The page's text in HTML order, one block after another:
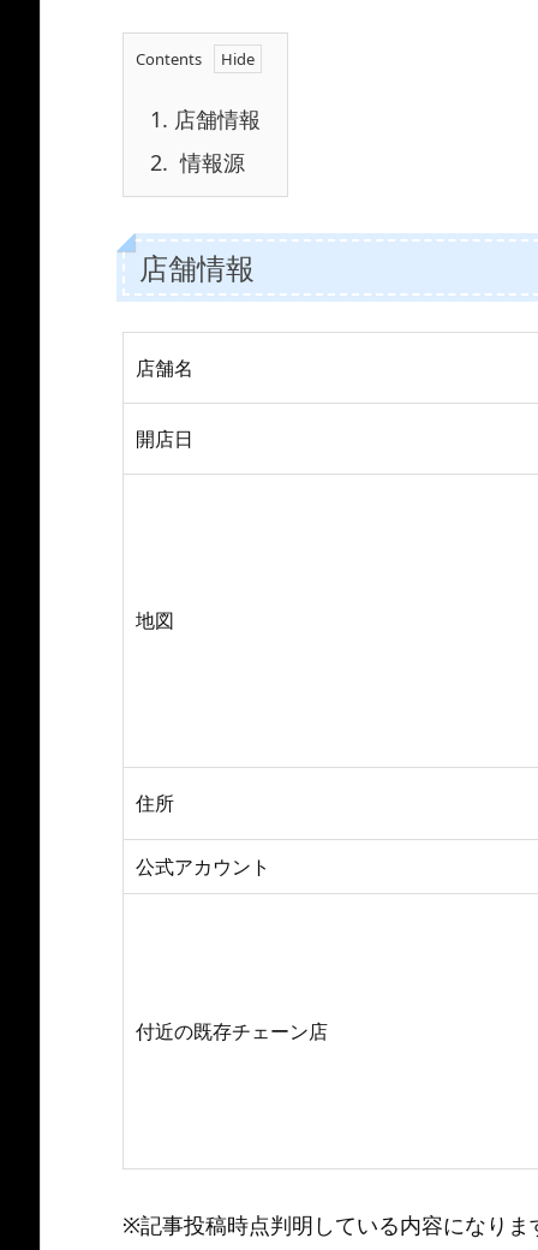
Contents
1. 店舗情報
2. 情報源
店舗情報
店舗名
開店日
地図
住所
公式アカウント
付近の既存チェーン店
※記事投稿時点判明している内容になり